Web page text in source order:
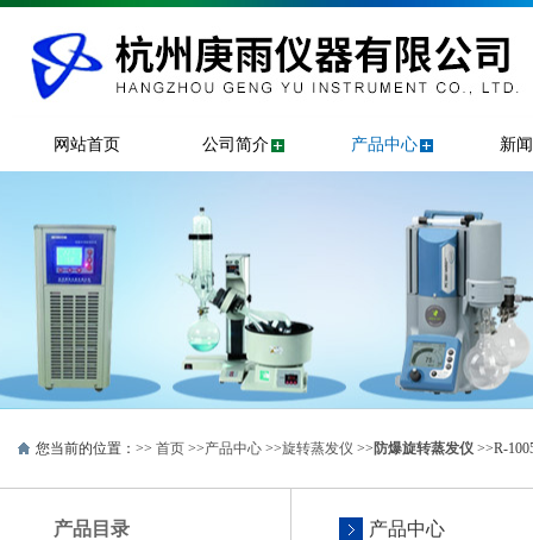
网站首页 公司简介 产品中心 新
您当前的位置：>> 首页 >>产品中心 >>旋转蒸发仪 >> 防爆旋转蒸发仪 >>R-
产品目录 产品中心